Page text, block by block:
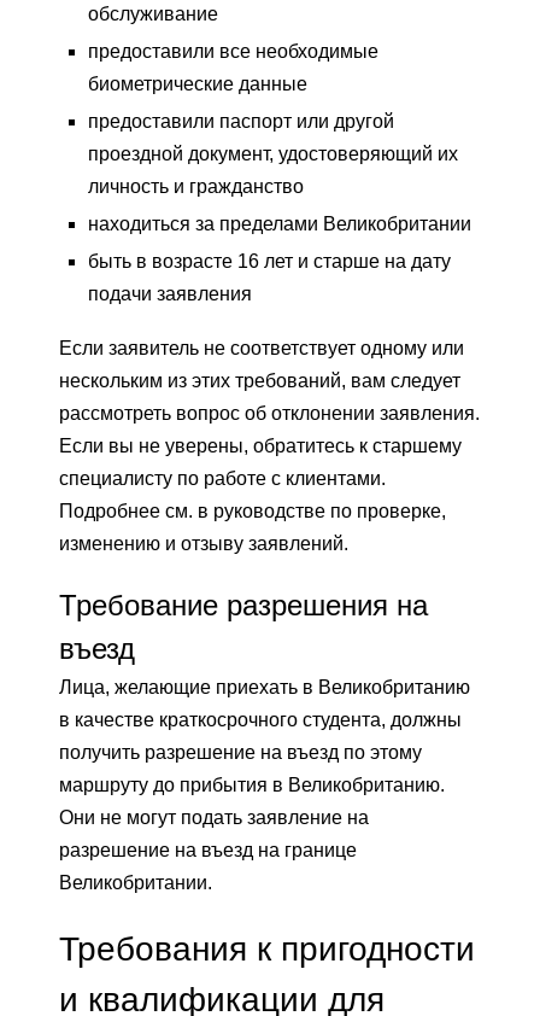
обслуживание
предоставили все необходимые
биометрические данные
предоставили паспорт или другой
проездной документ, удостоверяющий их
личность и гражданство
находиться за пределами Великобритании
быть в возрасте 16 лет и старше на дату
подачи заявления
Если заявитель не соответствует одному или
нескольким из этих требований, вам следует
рассмотреть вопрос об отклонении заявления.
Если вы не уверены, обратитесь к старшему
специалисту по работе с клиентами.
Подробнее см. в руководстве по проверке,
изменению и отзыву заявлений.
Требование разрешения на
въезд
Лица, желающие приехать в Великобританию
в качестве краткосрочного студента, должны
получить разрешение на въезд по этому
маршруту до прибытия в Великобританию.
Они не могут подать заявление на
разрешение на въезд на границе
Великобритании.
Требования к пригодности
и квалификации для